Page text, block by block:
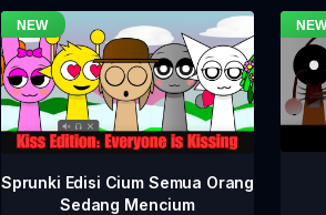
Sprunki Edisi Cium Semua Orang
Sedang Mencium